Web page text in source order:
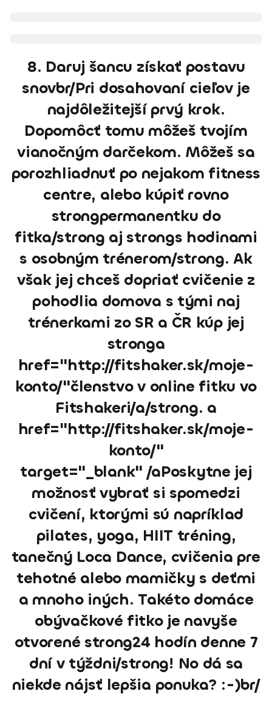
8. Daruj šancu získať postavu
snovbr/Pri dosahovaní cieľov je
najdôležitejší prvý krok.
Dopomôcť tomu môžeš tvojím
vianočným darčekom. Môžeš sa
porozhliadnuť po nejakom fitness
centre, alebo kúpiť rovno
strongpermanentku do
fitka/strong aj strongs hodinami
s osobným trénerom/strong. Ak
však jej chceš dopriať cvičenie z
pohodlia domova s tými naj
trénerkami zo SR a ČR kúp jej
stronga
href="http://fitshaker.sk/moje-
konto/"členstvo v online fitku vo
Fitshakeri/a/strong. a
href="http://fitshaker.sk/moje-
konto/"
target="_blank" /aPoskytne jej
možnosť vybrať si spomedzi
cvičení, ktorými sú napríklad
pilates, yoga, HIIT tréning,
tanečný Loca Dance, cvičenia pre
tehotné alebo mamičky s deťmi
a mnoho iných. Takéto domáce
obývačkové fitko je navyše
otvorené strong24 hodín denne 7
dní v týždni/strong! No dá sa
niekde nájsť lepšia ponuka? :-)br/